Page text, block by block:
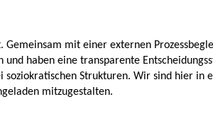
Gemeinsam mit einer externen
haben eine transparente
Strukturen. Wir sind hier in
mitzugestalten.